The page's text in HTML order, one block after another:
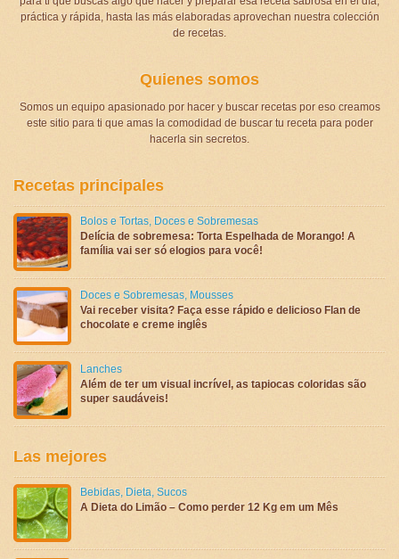
práctica y rápida, hasta las más elaboradas aprovechan nuestra colección
de recetas.
Quienes somos
Somos un equipo apasionado por hacer y buscar recetas por eso creamos
este sitio para ti que amas la comodidad de buscar tu receta para poder
hacerla sin secretos.
Recetas principales
Bolos e Tortas, Doces e Sobremesas
Delícia de sobremesa: Torta Espelhada de Morango! A
família vai ser só elogios para você!
Doces e Sobremesas, Mousses
Vai receber visita? Faça esse rápido e delicioso Flan de
chocolate e creme inglês
Lanches
Além de ter um visual incrível, as tapiocas coloridas são
super saudáveis!
Las mejores
Bebidas, Dieta, Sucos
A Dieta do Limão – Como perder 12 Kg em um Mês